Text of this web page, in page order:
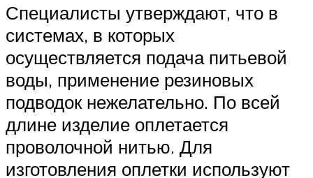
Специалисты утверждают, что в
системах, в которых
осуществляется подача питьевой
воды, применение резиновых
подводок нежелательно. По всей
длине изделие оплетается
проволочной нитью. Для
изготовления оплетки используют